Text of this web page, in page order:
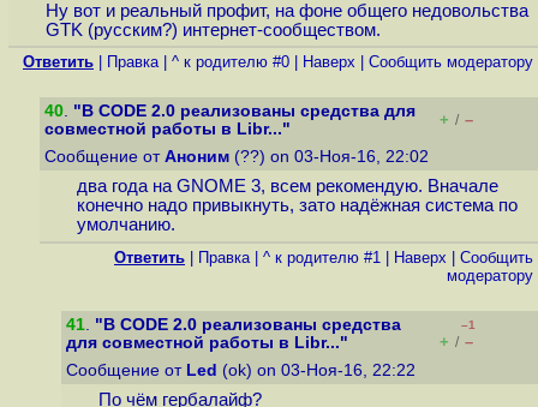
Ну вот и реальный профит, на фоне общего недовольства
GTK (русским?) интернет-сообществом.
Ответить Правка| ^ к родителю #0 Наверх Cообщить модератору
40. "В CODE 2.0 реализованы средства для
совместной работы в Libr..."
+ / –
Сообщение от Аноним (??) on 03-Ноя-16, 22:02
два года на GNOME 3, всем рекомендую. Вначале
конечно надо привыкнуть, зато надёжная система по
умолчанию.
Ответить Правка| ^ к родителю #1 Наверх
Cообщить
модератору
41. "В CODE 2.0 реализованы средства
для совместной работы в Libr..."
–1
+ / –
Сообщение от Led (ok) on 03-Ноя-16, 22:22
По чём гербалайф?